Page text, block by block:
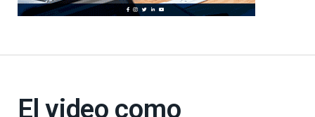
El video como